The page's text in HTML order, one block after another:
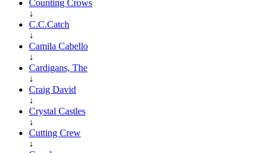
Counting Crows
↓
C.C.Catch
↓
Camila Cabello
↓
Cardigans, The
↓
Craig David
↓
Crystal Castles
↓
Cutting Crew
↓